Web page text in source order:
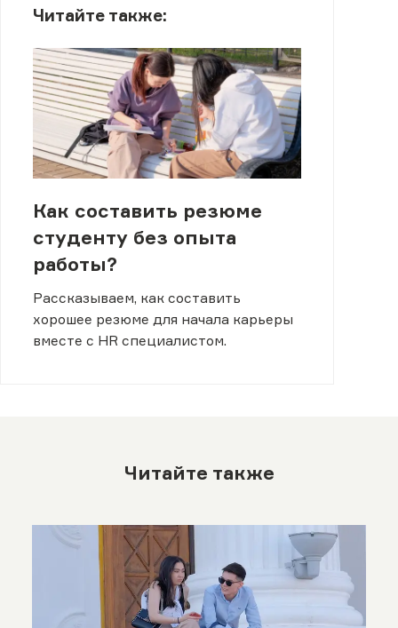
Читайте также:
Как составить резюме
студенту без опыта
работы?
Рассказываем, как составить
хорошее резюме для начала карьеры
вместе с HR специалистом.
Читайте также